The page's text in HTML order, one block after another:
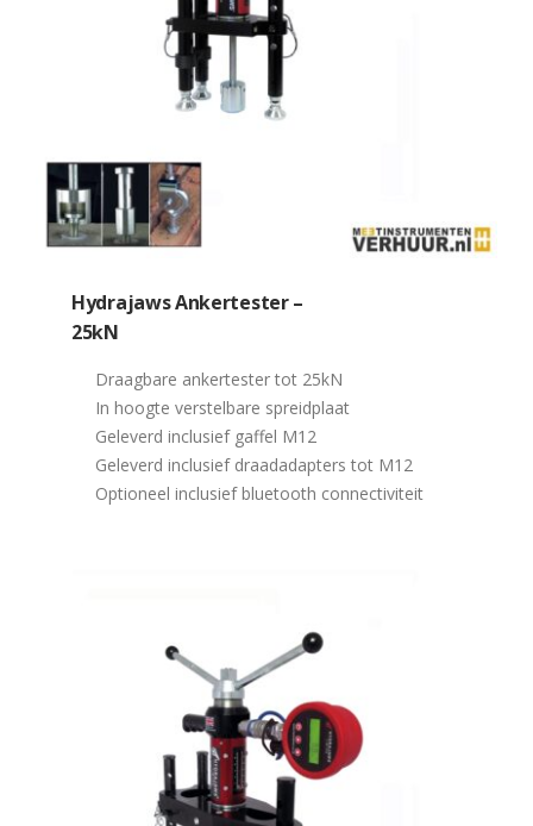
Hydrajaws Ankertester –
25kN
Draagbare ankertester tot 25kN
In hoogte verstelbare spreidplaat
Geleverd inclusief gaffel M12
Geleverd inclusief draadadapters tot M12
Optioneel inclusief bluetooth connectiviteit